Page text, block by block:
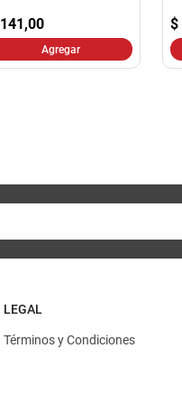
141,00
Agregar
$
LEGAL
Términos y Condiciones